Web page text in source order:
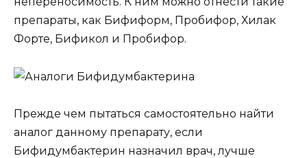
препараты, как Бифиформ, Пробифор, Хилак
Форте, Бификол и Пробифор.
Прежде чем пытаться самостоятельно найти
аналог данному препарату, если
Бифидумбактерин назначил врач, лучше